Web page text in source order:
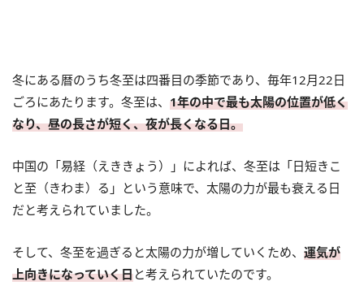
冬にある暦のうち冬至は四番目の季節であり、毎年12月22日
ごろにあたります。冬至は、 1年の中で最も太陽の位置が低く
なり、昼の長さが短く、夜が長くなる日。
中国の「易経（えききょう）」によれば、冬至は「日短きこ
と至（きわま）る」という意味で、太陽の力が最も衰える日
だと考えられていました。
そして、冬至を過ぎると太陽の力が増していくため、 運気が
上向きになっていく日と考えられていたのです。